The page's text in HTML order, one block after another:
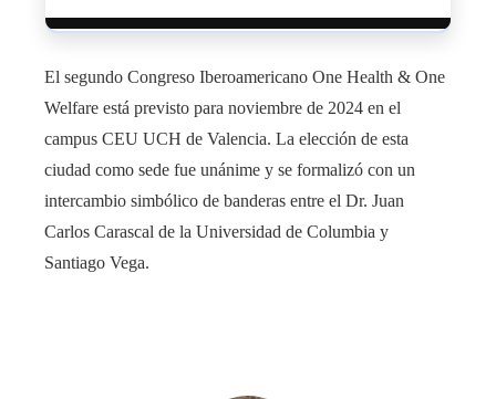
El segundo Congreso Iberoamericano One Health & One
Welfare está previsto para noviembre de 2024 en el
campus CEU UCH de Valencia. La elección de esta
ciudad como sede fue unánime y se formalizó con un
intercambio simbólico de banderas entre el Dr. Juan
Carlos Carascal de la Universidad de Columbia y
Santiago Vega.